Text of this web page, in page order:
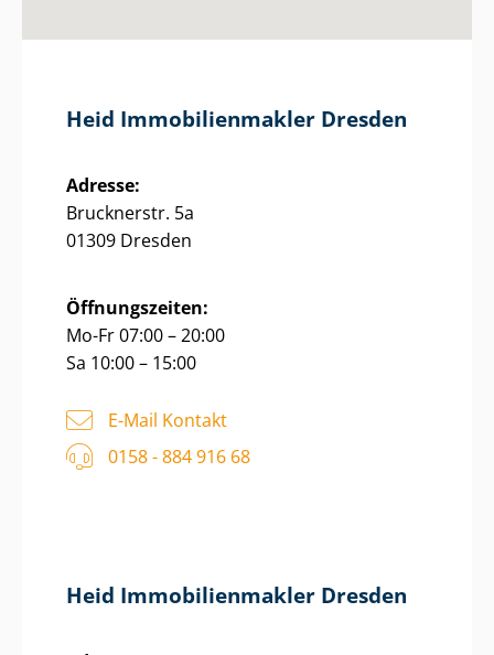
Heid Im­mo­bi­li­en­mak­ler Dresden
Adresse:
Brucknerstr. 5a
01309 Dresden
Öffnungszeiten:
Mo-Fr 07:00 – 20:00
Sa 10:00 – 15:00
E-Mail Kontakt
0158 - 884 916 68
Heid Im­mo­bi­li­en­mak­ler Dresden